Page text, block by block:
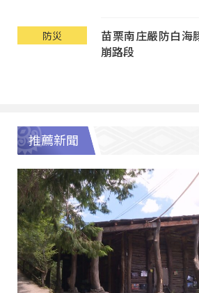
防災
苗栗南庄嚴防白海
崩路段
推薦新聞